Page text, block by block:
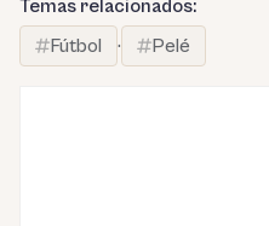
Temas relacionados:
Fútbol
· Pelé